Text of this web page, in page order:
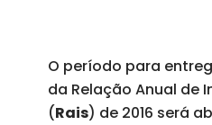
O período para
da Relação Anual de
(Rais) de 2016 será